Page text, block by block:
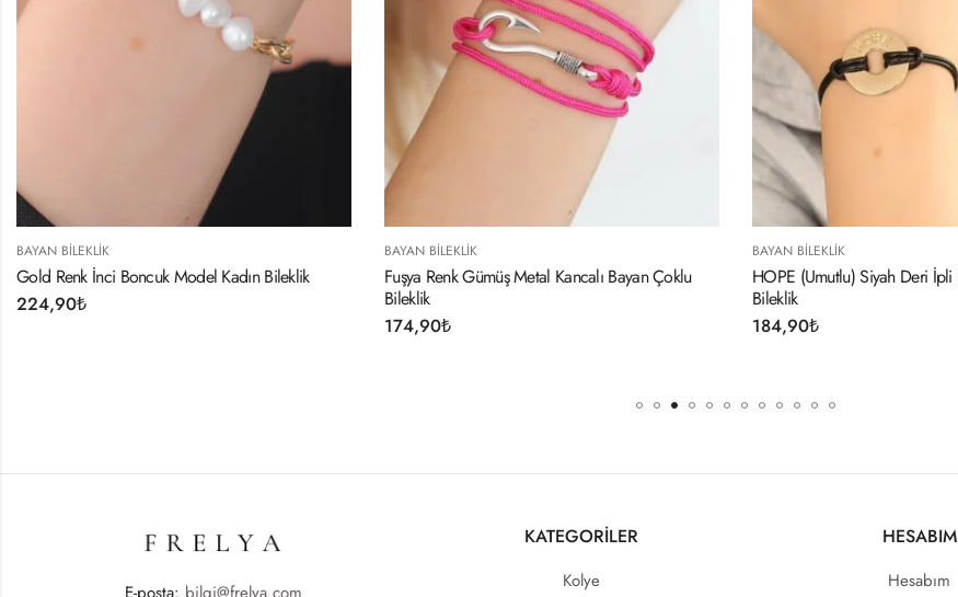
Model Kadın Bileklik
Fuşya Renk Gümüş Metal Kancalı Bayan Çoklu
HOPE (Umutlu) Siyah Deri İpli Unisex Mood
KATEGORİLER
Kolye
HESABIM
Hesabım